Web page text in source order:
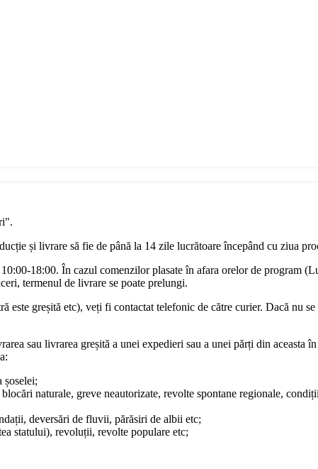
și livrare să fie de până la 14 zile lucrătoare începând cu ziua
18:00. În cazul comenzilor plasate în afara orelor de program
termenul de livrare se poate prelungi.
greșită etc), veți fi contactat telefonic de către curier. Dacă nu
sau livrarea greșită a unei expedieri sau a unei părți din aceasta
șoselei;
naturale, greve neautorizate, revolte spontane regionale,
deversări de fluvii, părăsiri de albii etc;
statului), revoluții, revolte populare etc;